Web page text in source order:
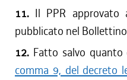
11. Il PPR
pubblicato nel
12. Fatto salvo quanto
comma 9, del decreto